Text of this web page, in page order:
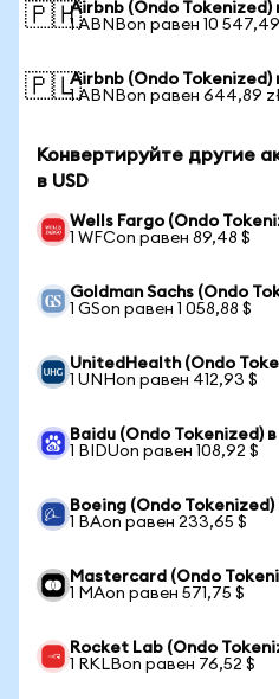
🇵🇭Airbnb (Ondo
1 ABNBon равен 10
🇵🇱Airbnb (Ondo Tokenized)
1 ABNBon равен 644,89 zł
Конвертируйте другие
в USD
Wells Fargo (Ondo
1 WFCon равен 89,48 $
Goldman Sachs (Ondo
1 GSon равен 1 058,88 $
UnitedHealth (Ondo
1 UNHon равен 412,93 $
Baidu (Ondo
1 BIDUon равен 108,92 $
Boeing (Ondo
1 BAon равен 233,65 $
Mastercard (Ondo
1 MAon равен 571,75 $
Rocket Lab (Ondo
1 RKLBon равен 76,52 $